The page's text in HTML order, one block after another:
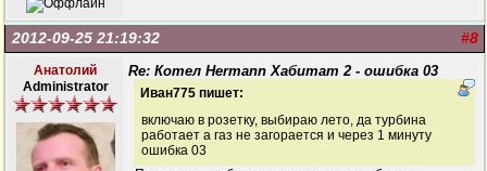
#8
2012-09-25 21:19:32
Анатолий
Administrator
Re: Котел Hermann Хабитат 2 - ошибка 03
Иван775 пишет:
включаю в розетку, выбираю лето, да турбина
работает а газ не загорается и через 1 минуту
ошибка 03